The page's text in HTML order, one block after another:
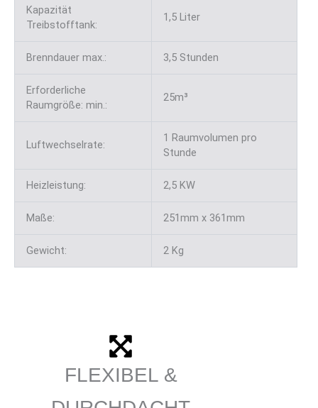
Kapazität
Treibstofftank:
1,5 Liter
Brenndauer max.: 3,5 Stunden
Erforderliche
Raumgröße: min.:
25m³
Luftwechselrate:
1 Raumvolumen pro
Stunde
Heizleistung: 2,5 KW
Maße: 251mm x 361mm
Gewicht: 2 Kg
FLEXIBEL &